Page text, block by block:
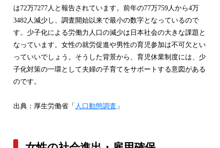
は72万7277人と報告されています。前年の77万759人から4万
3482人減少し、調査開始以来で最小の数字となっているので
す。少子化による労働力人口の減少は日本社会の大きな課題と
なっています。女性の就労促進や男性の育児参加は不可欠とい
っていいでしょう。そうした背景から、育児休業制度には、少
子化対策の一環として夫婦の子育てをサポートする意図がある
のです。
出典：厚生労働省「 人口動態調査 」